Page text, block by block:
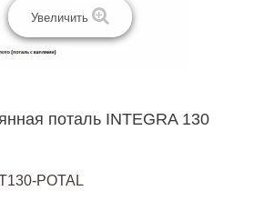
Увеличить
поталь INTEGRA 130
POTAL